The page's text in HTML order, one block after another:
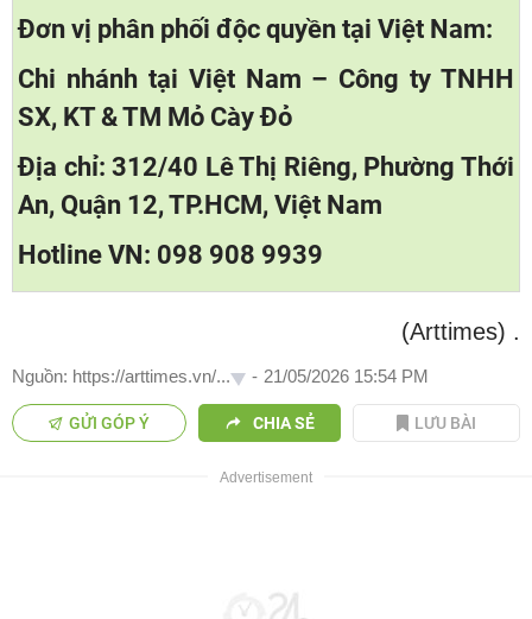
Đơn vị phân phối độc quyền tại Việt Nam:
Chi nhánh tại Việt Nam – Công ty TNHH
SX, KT & TM Mỏ Cày Đỏ
Địa chỉ: 312/40 Lê Thị Riêng, Phường Thới
An, Quận 12, TP.HCM, Việt Nam
Hotline VN: 098 908 9939
(Arttimes) .
Nguồn: https://arttimes.vn/... - 21/05/2026 15:54 PM
GỬI GÓP Ý CHIA SẺ LƯU BÀI